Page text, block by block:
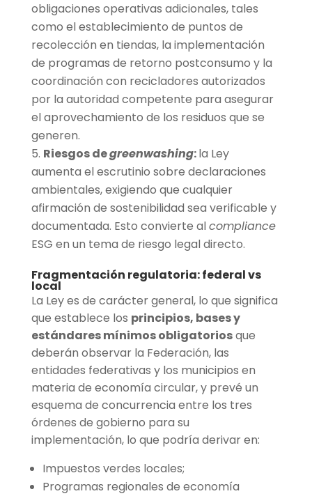
obligaciones operativas adicionales, tales
como el establecimiento de puntos de
recolección en tiendas, la implementación
de programas de retorno postconsumo y la
coordinación con recicladores autorizados
por la autoridad competente para asegurar
el aprovechamiento de los residuos que se
generen.
Riesgos degreenwashing:la Ley
aumenta el escrutinio sobre declaraciones
ambientales, exigiendo que cualquier
afirmación de sostenibilidad sea verificable y
documentada. Esto convierte alcompliance
ESG en un tema de riesgo legal directo.
Fragmentación regulatoria: federal vs
local
La Ley es de carácter general, lo que significa
que establece los principios, bases y
estándares mínimos obligatoriosque
deberán observar la Federación, las
entidades federativas y los municipios en
materia de economía circular, y prevé un
esquema de concurrencia entre los tres
órdenes de gobierno para su
implementación, lo que podría derivar en:
Impuestos verdes locales;
Programas regionales de economía